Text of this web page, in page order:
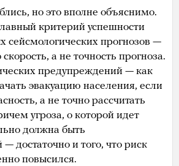
но это вполне объяснимо.
критерий успешности
сейсмологических прогнозов —
а не точность прогноза.
предупреждений — как
эвакуацию населения, если
а не точно рассчитать
угроза, о которой идет
должна быть
достаточно и того, что риск
повысился.